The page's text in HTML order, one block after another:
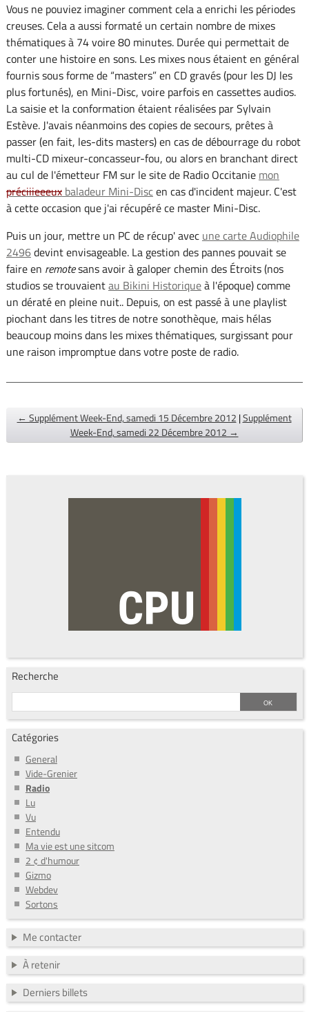
Vous ne pouviez imaginer comment cela a enrichi les périodes
creuses. Cela a aussi formaté un certain nombre de mixes
thématiques à 74 voire 80 minutes. Durée qui permettait de
conter une histoire en sons. Les mixes nous étaient en général
fournis sous forme de “masters” en CD gravés (pour les DJ les
plus fortunés), en Mini-Disc, voire parfois en cassettes audios.
La saisie et la conformation étaient réalisées par Sylvain
Estève. J'avais néanmoins des copies de secours, prêtes à
passer (en fait, les-dits masters) en cas de débourrage du robot
multi-CD mixeur-concasseur-fou, ou alors en branchant direct
au cul de l'émetteur FM sur le site de Radio Occitanie mon
préciiieeeuxbaladeur Mini-Discen cas d'incident majeur. C'est
à cette occasion que j'ai récupéré ce master Mini-Disc.
Puis un jour, mettre un PC de récup' avec une carte Audiophile
2496devint envisageable. La gestion des pannes pouvait se
faire en remotesans avoir à galoper chemin des Étroits (nos
studios se trouvaientau Bikini Historiqueà l'époque) comme
un dératé en pleine nuit.. Depuis, on est passé à une playlist
piochant dans les titres de notre sonothèque, mais hélas
beaucoup moins dans les mixes thématiques, surgissant pour
une raison impromptue dans votre poste de radio.
← Supplément Week-End, samedi 15 Décembre 2012 |Supplément
Week-End, samedi 22 Décembre 2012 →
Recherche
Catégories
General
Vide-Grenier
Radio
Lu
Vu
Entendu
Ma vie est une sitcom
2 ¢ d'humour
Gizmo
Webdev
Sortons
Me contacter
À retenir
Derniers billets